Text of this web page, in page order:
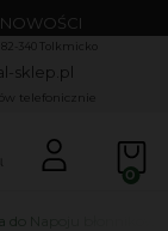
340 Tolkmicko
sklep.pl
telefonicznie
do Napoju